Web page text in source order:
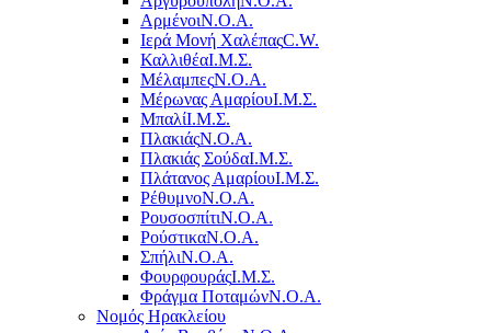
ΑρμένοιΝ.Ο.Α.
Ιερά Μονή ΧαλέπαςC.W.
ΚαλλιθέαΙ.Μ.Σ.
ΜέλαμπεςΝ.Ο.Α.
Μέρωνας ΑμαρίουΙ.Μ.Σ.
ΜπαλίΙ.Μ.Σ.
ΠλακιάςΝ.Ο.Α.
Πλακιάς ΣούδαΙ.Μ.Σ.
Πλάτανος ΑμαρίουΙ.Μ.Σ.
ΡέθυμνοΝ.Ο.Α.
ΡουσοσπίτιΝ.Ο.Α.
ΡούστικαΝ.Ο.Α.
ΣπήλιΝ.Ο.Α.
ΦουρφουράςΙ.Μ.Σ.
Φράγμα ΠοταμώνΝ.Ο.Α.
Νομός Ηρακλείου